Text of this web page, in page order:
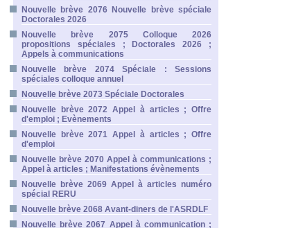
Nouvelle brève 2076 Nouvelle brève spéciale
Doctorales 2026
Nouvelle brève 2075 Colloque 2026
propositions spéciales ; Doctorales 2026 ;
Appels à communications
Nouvelle brève 2074 Spéciale : Sessions
spéciales colloque annuel
Nouvelle brève 2073 Spéciale Doctorales
Nouvelle brève 2072 Appel à articles ; Offre
d'emploi ; Evènements
Nouvelle brève 2071 Appel à articles ; Offre
d'emploi
Nouvelle brève 2070 Appel à communications ;
Appel à articles ; Manifestations évènements
Nouvelle brève 2069 Appel à articles numéro
spécial RERU
Nouvelle brève 2068 Avant-diners de l'ASRDLF
Nouvelle brève 2067 Appel à communication ;